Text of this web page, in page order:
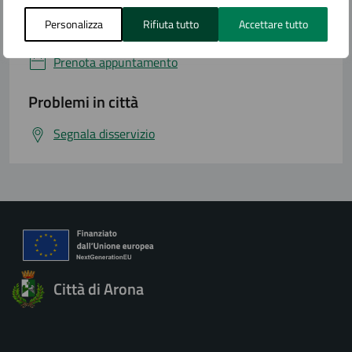
Personalizza Rifiuta tutto Accettare tutto
Numero verde
Prenota appuntamento
Problemi in città
Segnala disservizio
Città di Arona